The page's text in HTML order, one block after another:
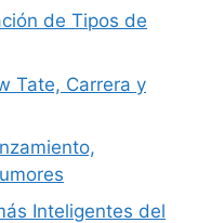
de Tipos de
Tate, Carrera y
Inteligentes del